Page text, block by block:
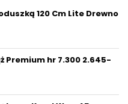
120 Cm Lite Drewno
Premium hr 7.300 2.645-